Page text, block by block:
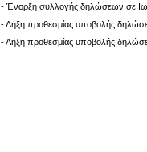
- Έναρξη συλλογής δηλώσεων σε
- Λήξη προθεσμίας υποβολής
- Λήξη προθεσμίας υποβολής